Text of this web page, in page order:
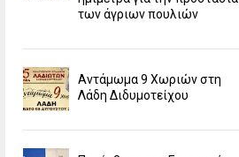
των άγριων πουλιών
Αντάμωμα 9 Χωριών στη
Λάδη Διδυμοτείχου